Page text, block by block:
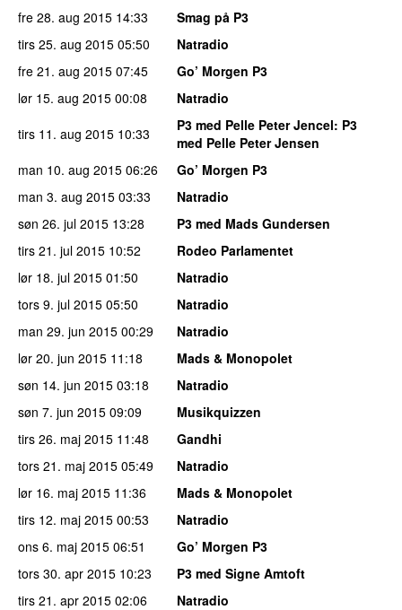
fre 28. aug 2015 14:33
Smag på P3
tirs 25. aug 2015 05:50
Natradio
fre 21. aug 2015 07:45
Go’ Morgen P3
lør 15. aug 2015 00:08
Natradio
tirs 11. aug 2015 10:33 P3 med Pelle Peter Jencel: P3
med Pelle Peter Jensen
man 10. aug 2015 06:26
Go’ Morgen P3
man 3. aug 2015 03:33
Natradio
søn 26. jul 2015 13:28
P3 med Mads Gundersen
tirs 21. jul 2015 10:52
Rodeo Parlamentet
lør 18. jul 2015 01:50
Natradio
tors 9. jul 2015 05:50
Natradio
man 29. jun 2015 00:29
Natradio
lør 20. jun 2015 11:18
Mads & Monopolet
søn 14. jun 2015 03:18
Natradio
søn 7. jun 2015 09:09
Musikquizzen
tirs 26. maj 2015 11:48
Gandhi
tors 21. maj 2015 05:49
Natradio
lør 16. maj 2015 11:36
Mads & Monopolet
tirs 12. maj 2015 00:53
Natradio
ons 6. maj 2015 06:51
Go’ Morgen P3
tors 30. apr 2015 10:23
P3 med Signe Amtoft
tirs 21. apr 2015 02:06
Natradio